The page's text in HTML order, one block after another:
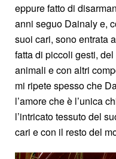
eppure fatto di
anni seguo Dainaly e,
suoi cari, sono entrata
fatta di piccoli gesti,
animali e con altri
mi ripete spesso che
l’amore che è l’unica
l’intricato tessuto del
cari e con il resto del